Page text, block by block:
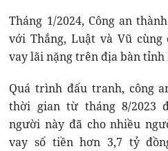
Tháng 1/2024, Công an
với Thắng, Luật và Vũ cùng
vay lãi nặng trên địa bàn tỉnh
Quá trình đấu tranh, công
thời gian từ tháng 8/2023
người này đã cho nhiều
vay số tiền hơn 3,7 tỷ